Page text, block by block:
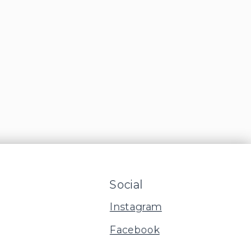
Social
Instagram
Facebook